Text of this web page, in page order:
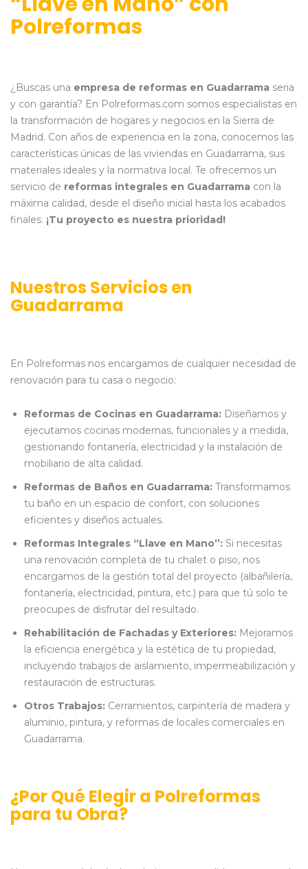
Polreformas
¿Buscas una empresa de reformas en Guadarrama seria
y con garantía? En Polreformas.com somos especialistas en
la transformación de hogares y negocios en la Sierra de
Madrid. Con años de experiencia en la zona, conocemos las
características únicas de las viviendas en Guadarrama, sus
materiales ideales y la normativa local. Te ofrecemos un
servicio de reformas integrales en Guadarrama con la
máxima calidad, desde el diseño inicial hasta los acabados
finales. ¡Tu proyecto es nuestra prioridad!
Nuestros Servicios en
Guadarrama
En Polreformas nos encargamos de cualquier necesidad de
renovación para tu casa o negocio:
Reformas de Cocinas en Guadarrama: Diseñamos y
ejecutamos cocinas modernas, funcionales y a medida,
gestionando fontanería, electricidad y la instalación de
mobiliario de alta calidad.
Reformas de Baños en Guadarrama: Transformamos
tu baño en un espacio de confort, con soluciones
eficientes y diseños actuales.
Reformas Integrales “Llave en Mano”: Si necesitas
una renovación completa de tu chalet o piso, nos
encargamos de la gestión total del proyecto (albañilería,
fontanería, electricidad, pintura, etc.) para que tú solo te
preocupes de disfrutar del resultado.
Rehabilitación de Fachadas y Exteriores: Mejoramos
la eficiencia energética y la estética de tu propiedad,
incluyendo trabajos de aislamiento, impermeabilización y
restauración de estructuras.
Otros Trabajos: Cerramientos, carpintería de madera y
aluminio, pintura, y reformas de locales comerciales en
Guadarrama.
¿Por Qué Elegir a Polreformas
para tu Obra?